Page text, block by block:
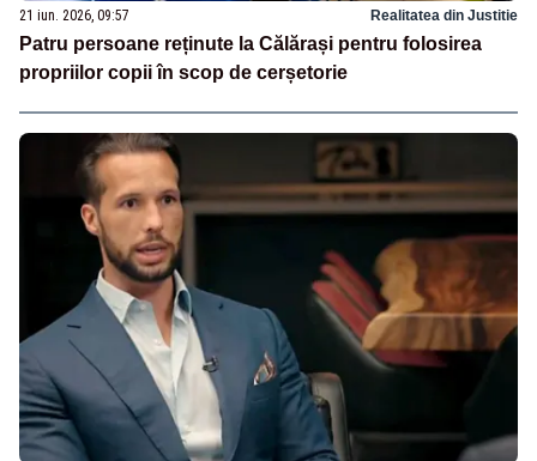
21 iun. 2026, 09:57 Realitatea din Justitie
Patru persoane reținute la Călărași pentru folosirea
propriilor copii în scop de cerșetorie